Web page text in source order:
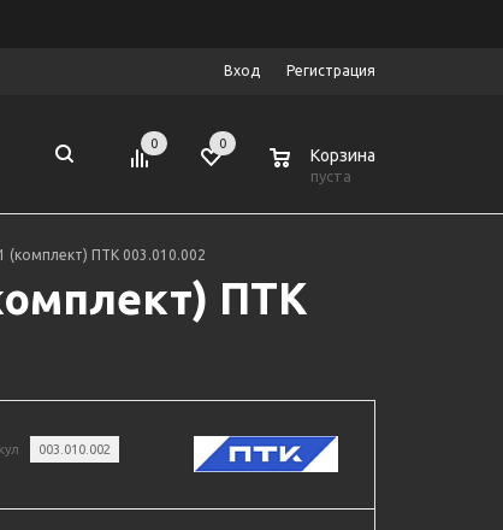
Вход Регистрация
0 0
Корзина
пуста
(комплект) ПТК 003.010.002
ПТК
003.010.002